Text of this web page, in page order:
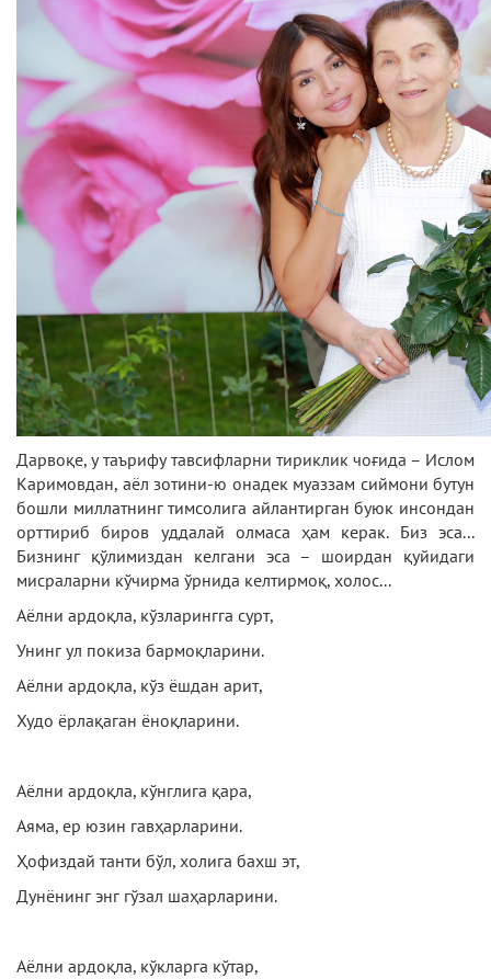
Дарвоқе, у таърифу тавсифларни тириклик чоғида – Ислом
Каримовдан, аёл зотини-ю онадек муаззам сиймони бутун
бошли миллатнинг тимсолига айлантирган буюк инсондан
орттириб биров уддалай олмаса ҳам керак. Биз эса...
Бизнинг қўлимиздан келгани эса – шоирдан қуйидаги
мисраларни кўчирма ўрнида келтирмоқ, холос...
Аёлни ардоқла, кўзларингга сурт,
Унинг ул покиза бармоқларини.
Аёлни ардоқла, кўз ёшдан арит,
Худо ёрлақаган ёноқларини.
Аёлни ардоқла, кўнглига қара,
Аяма, ер юзин гавҳарларини.
Ҳофиздай танти бўл, холига бахш эт,
Дунёнинг энг гўзал шаҳарларини.
Аёлни ардоқла, кўкларга кўтар,